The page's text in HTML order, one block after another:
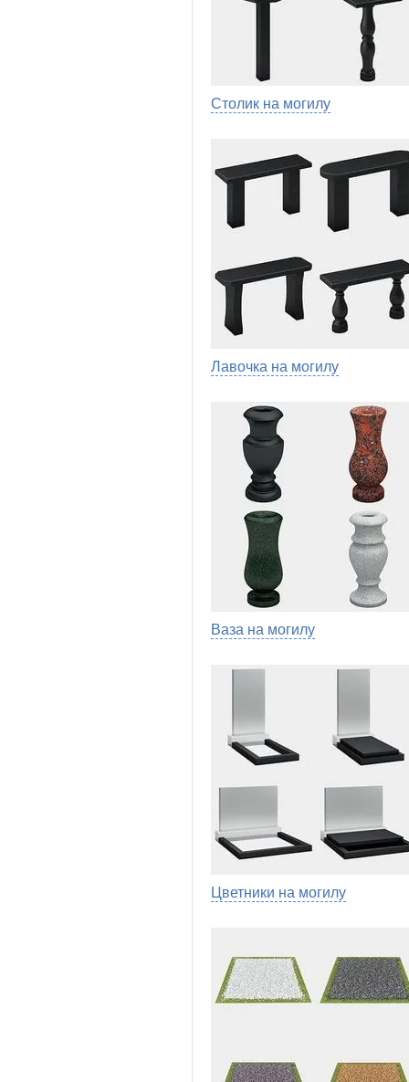
Столик на могилу
Лавочка на могилу
Ваза на могилу
Цветники на могилу